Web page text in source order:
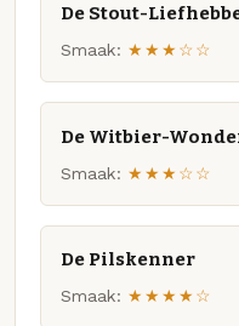
De Stout-
Smaak: ★★★☆☆
De Witbier-
Smaak: ★★★☆☆
De Pilskenner
Smaak: ★★★★☆